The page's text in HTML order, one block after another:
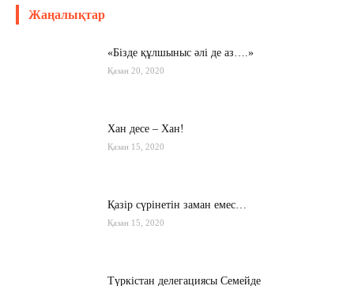
Жаңалықтар
«Бізде құлшыныс әлі де аз….»
Қазан 20, 2020
Хан десе – Хан!
Қазан 15, 2020
Қазір сүрінетін заман емес…
Қазан 15, 2020
Түркістан делегациясы Семейде